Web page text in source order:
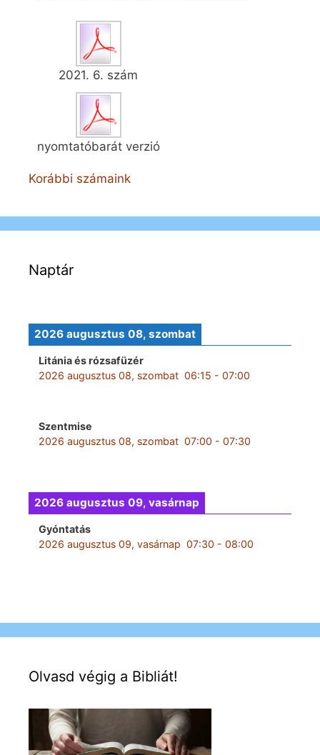
2021. 6. szám
nyomtatóbarát verzió
Korábbi számaink
Naptár
2026 augusztus 08, szombat
Litánia és rózsafüzér
2026 augusztus 08, szombat 06:15 - 07:00
Szentmise
2026 augusztus 08, szombat 07:00 - 07:30
2026 augusztus 09, vasárnap
Gyóntatás
2026 augusztus 09, vasárnap 07:30 - 08:00
Olvasd végig a Bibliát!